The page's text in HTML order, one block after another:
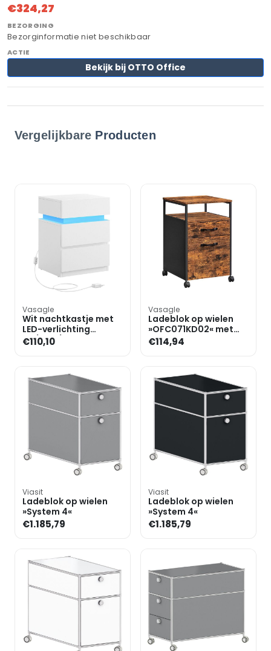
€324,27
Bezorginformatie niet beschikbaar
Bekijk bij OTTO Office
Vergelijkbare Producten
Vasagle
Wit nachtkastje met
LED-verlichting
40/33,5/55 cm
€110,10
Vasagle
Ladeblok op wielen
»OFC071KD02« met
hangmappenrek
€114,94
Viasit
Ladeblok op wielen
»System 4«
€1.185,79
Viasit
Ladeblok op wielen
»System 4«
€1.185,79